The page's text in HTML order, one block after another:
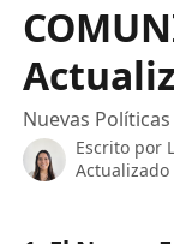
Nuevas
Escrito por
Actualizado